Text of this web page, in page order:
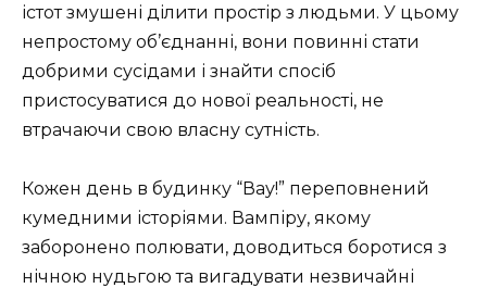
істот змушені ділити простір з людьми. У цьому
непростому об’єднанні, вони повинні стати
добрими сусідами і знайти спосіб
пристосуватися до нової реальності, не
втрачаючи свою власну сутність.
Кожен день в будинку “Вау!” переповнений
кумедними історіями. Вампіру, якому
заборонено полювати, доводиться боротися з
нічною нудьгою та вигадувати незвичайні